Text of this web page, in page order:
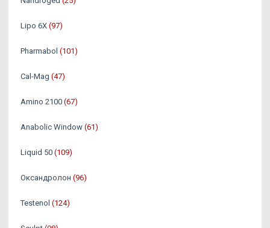
Lipo 6X (97)
Pharmabol (101)
Cal-Mag (47)
Amino 2100 (67)
Anabolic Window (61)
Liquid 50 (109)
Оксандролон (96)
Testenol (124)